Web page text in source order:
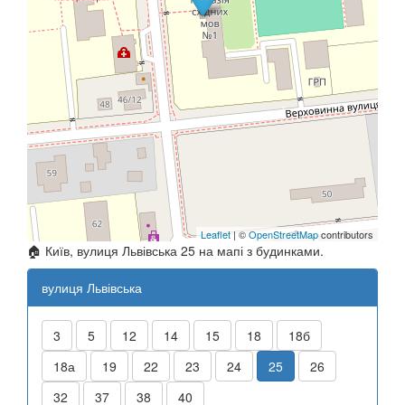
Leaflet| ©OpenStreetMapcontributors
🏠 Київ, вулиця Львівська 25 на мапі з будинками.
вулиця Львівська
3 5 12 14 15 18
18б
18а
19 22 23 24 25
26
32
37 38 40